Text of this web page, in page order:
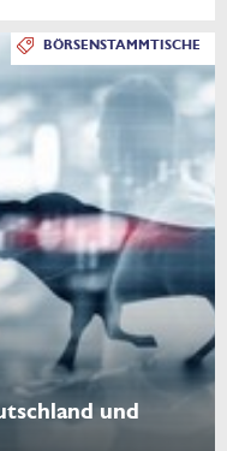
BÖRSENSTAMMTISCHE
und